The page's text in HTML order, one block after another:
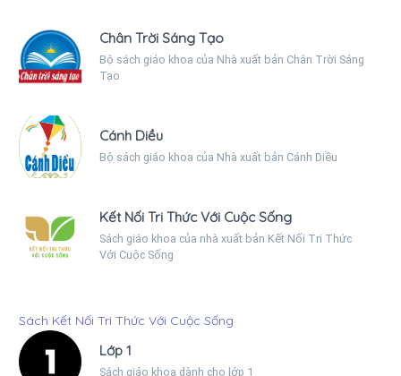
Chân Trời Sáng Tạo
Bộ sách giáo khoa của Nhà xuất bản Chân Trời Sáng
Tạo
Cánh Diều
Bộ sách giáo khoa của Nhà xuất bản Cánh Diều
Kết Nối Tri Thức Với Cuộc Sống
Sách giáo khoa của nhà xuất bản Kết Nối Tri Thức
Với Cuộc Sống
Sách Kết Nối Tri Thức Với Cuộc Sống
Lớp 1
Sách giáo khoa dành cho lớp 1